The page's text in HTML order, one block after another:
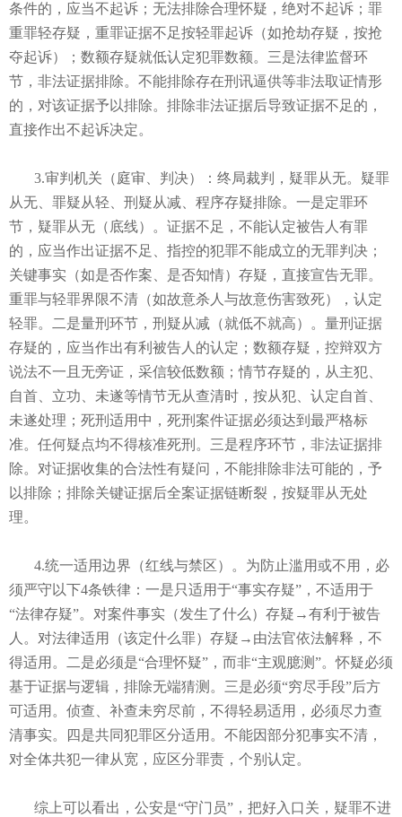
条件的，应当不起诉；无法排除合理怀疑，绝对不起诉；罪
重罪轻存疑，重罪证据不足按轻罪起诉（如抢劫存疑，按抢
夺起诉）；数额存疑就低认定犯罪数额。三是法律监督环
节，非法证据排除。不能排除存在刑讯逼供等非法取证情形
的，对该证据予以排除。排除非法证据后导致证据不足的，
直接作出不起诉决定。
3.审判机关（庭审、判决）：终局裁判，疑罪从无。疑罪
从无、罪疑从轻、刑疑从减、程序存疑排除。一是定罪环
节，疑罪从无（底线）。证据不足，不能认定被告人有罪
的，应当作出证据不足、指控的犯罪不能成立的无罪判决；
关键事实（如是否作案、是否知情）存疑，直接宣告无罪。
重罪与轻罪界限不清（如故意杀人与故意伤害致死），认定
轻罪。二是量刑环节，刑疑从减（就低不就高）。量刑证据
存疑的，应当作出有利被告人的认定；数额存疑，控辩双方
说法不一且无旁证，采信较低数额；情节存疑的，从主犯、
自首、立功、未遂等情节无从查清时，按从犯、认定自首、
未遂处理；死刑适用中，死刑案件证据必须达到最严格标
准。任何疑点均不得核准死刑。三是程序环节，非法证据排
除。对证据收集的合法性有疑问，不能排除非法可能的，予
以排除；排除关键证据后全案证据链断裂，按疑罪从无处
理。
4.统一适用边界（红线与禁区）。为防止滥用或不用，必
须严守以下4条铁律：一是只适用于“事实存疑”，不适用于
“法律存疑”。对案件事实（发生了什么）存疑→有利于被告
人。对法律适用（该定什么罪）存疑→由法官依法解释，不
得适用。二是必须是“合理怀疑”，而非“主观臆测”。怀疑必须
基于证据与逻辑，排除无端猜测。三是必须“穷尽手段”后方
可适用。侦查、补查未穷尽前，不得轻易适用，必须尽力查
清事实。四是共同犯罪区分适用。不能因部分犯事实不清，
对全体共犯一律从宽，应区分罪责，个别认定。
综上可以看出，公安是“守门员”，把好入口关，疑罪不进